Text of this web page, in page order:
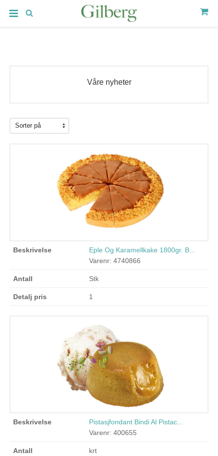
Våre nyheter
Eple Og Karamellkake 1800gr. B...
Varenr: 4740866
Stk
1
Pistasjfondant Bindi Al Pistac...
Varenr: 400655
krt